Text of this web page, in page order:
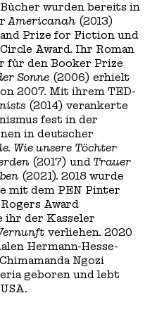
wurden bereits in
Americanah (2013)
Prize for Fiction und
Award. Ihr Roman
für den Booker Prize
Sonne (2006) erhielt
2007. Mit ihrem TED-
(2014) verankerte
fest in der
in deutscher
Wie unsere Töchter
(2017) und Trauer
(2021). 2018 wurde
mit dem PEN Pinter
Award
ihr der Kasseler
verliehen. 2020
Hermann-Hesse-
Ngozi
geboren und lebt